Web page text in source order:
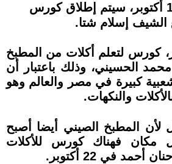
وخلال يومي 11 و12 أكتوبر، سيتم إطلاق كورس
الشيف إسلام شتا.
14 أكتوبر، كورس لتعلم أكلات من المطبخ
الحسيني، وذلك باعتبار أن
كبيرة في مصر والعالم وهو
والنكهات.
لأن المطبخ الصيني أيضا أصبح
فهناك كورس للأكلات
في 22 أكتوبر.